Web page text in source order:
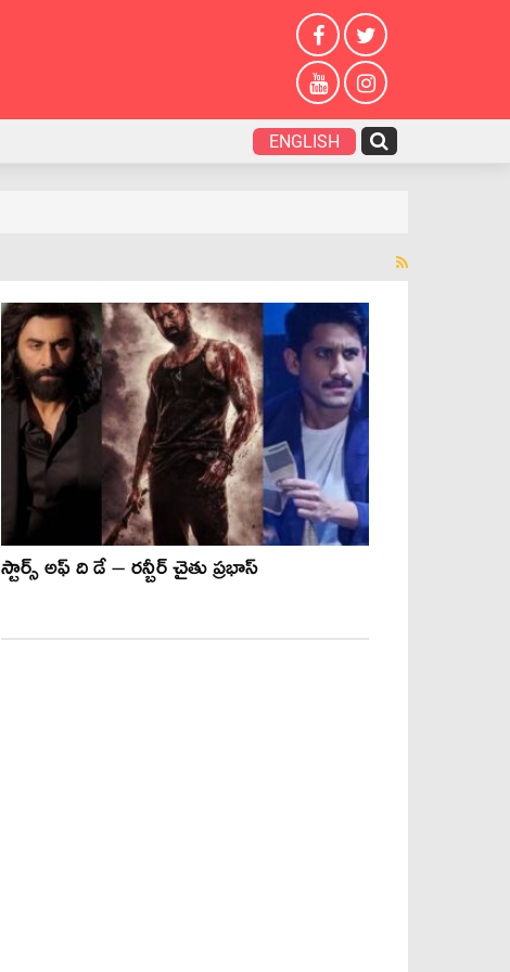
ENGLISH
స్టార్స్ అఫ్ ది డే – రన్బీర్ చైతు ప్రభాస్